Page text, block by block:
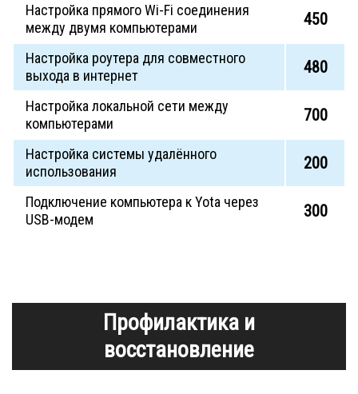
Настройка прямого Wi-Fi соединения
между двумя компьютерами
450
Настройка роутера для совместного
выхода в интернет
480
Настройка локальной сети между
компьютерами
700
Настройка системы удалённого
использования
200
Подключение компьютера к Yota через
USB-модем
300
Профилактика и
восстановление